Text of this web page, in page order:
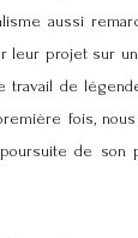
aussi
leur projet sur
de
fois,
de